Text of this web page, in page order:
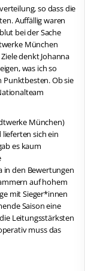
so dass die
Auffällig waren
bei der Sache
München
denkt Johanna
was ich so
Punktbesten. Ob sie
München)
sich ein
es kaum
in den Bewertungen
auf hohem
mit Sieger*innen
Saison eine
Leitungsstärksten
muss das